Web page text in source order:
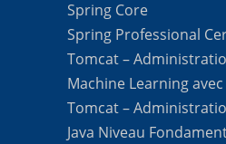
Spring Core
Spring Professional
Tomcat –
Machine Learning
Tomcat –
Java Niveau